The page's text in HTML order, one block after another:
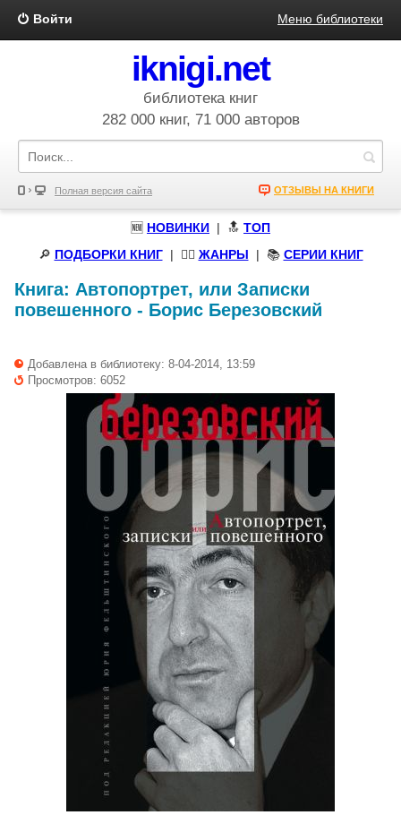
Войти Меню библиотеки
iknigi.net
библиотека книг
282 000 книг, 71 000 авторов
Полная версия сайта ОТЗЫВЫ НА КНИГИ
🆕 НОВИНКИ | 🔝 ТОП
🔎 ПОДБОРКИ КНИГ| 🧝‍♀️ ЖАНРЫ | 📚 СЕРИИ КНИГ
Книга: Автопортрет, или Записки
повешенного - Борис Березовский
Добавлена в библиотеку: 8-04-2014, 13:59
Просмотров: 6052